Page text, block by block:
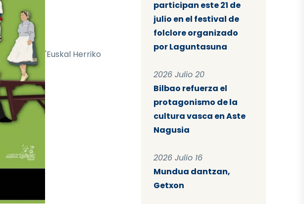
'Euskal Herriko
participan este 21 de
julio en el festival de
folclore organizado
por Laguntasuna
2026 Julio 20
Bilbao refuerza el
protagonismo de la
cultura vasca en Aste
Nagusia
2026 Julio 16
Mundua dantzan,
Getxon